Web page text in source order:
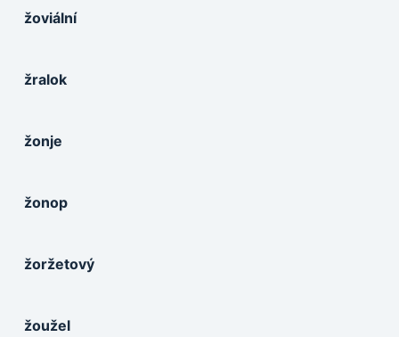
žoviální
žralok
žonje
žonop
žoržetový
žoužel